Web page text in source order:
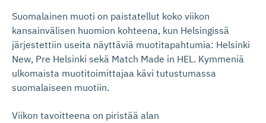
Suomalainen muoti on paistatellut koko viikon
kansainvälisen huomion kohteena, kun Helsingissä
järjestettiin useita näyttäviä muotitapahtumia: Helsinki
New, Pre Helsinki sekä Match Made in HEL. Kymmeniä
ulkomaista muotitoimittajaa kävi tutustumassa
suomalaiseen muotiin.
Viikon tavoitteena on piristää alan